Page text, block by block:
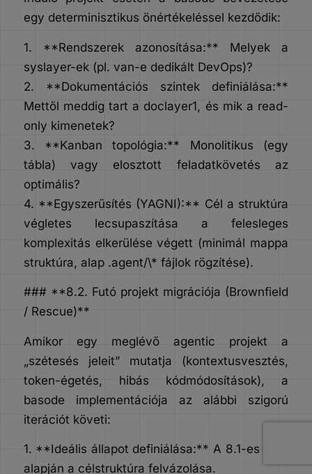
egy determinisztikus önértékeléssel kezdődik:
1. **Rendszerek azonosítása:** Melyek a
syslayer-ek (pl. van-e dedikált DevOps)?
2. **Dokumentációs szintek definiálása:**
Mettől meddig tart a doclayer1, és mik a read-
only kimenetek?
3. **Kanban topológia:** Monolitikus (egy
tábla) vagy elosztott feladatkövetés az
optimális?
4. **Egyszerűsítés (YAGNI):** Cél a struktúra
végletes lecsupaszítása a felesleges
komplexitás elkerülése végett (minimál mappa
struktúra, alap .agent/\* fájlok rögzítése).
### **8.2. Futó projekt migrációja (Brownfield
/ Rescue)**
Amikor egy meglévő agentic projekt a
„szétesés jeleit” mutatja (kontextusvesztés,
token-égetés, hibás kódmódosítások), a
basode implementációja az alábbi szigorú
iterációt követi:
1. **Ideális állapot definiálása:** A 8.1-es pont
alapján a célstruktúra felvázolása.